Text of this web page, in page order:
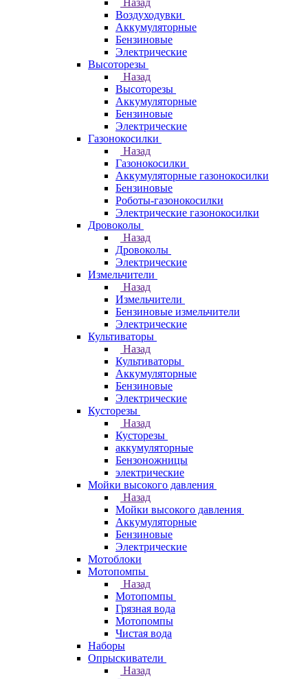
Назад
Воздуходувки
Аккумуляторные
Бензиновые
Электрические
Высоторезы
Назад
Высоторезы
Аккумуляторные
Бензиновые
Электрические
Газонокосилки
Назад
Газонокосилки
Аккумуляторные газонокосилки
Бензиновые
Роботы-газонокосилки
Электрические газонокосилки
Дровоколы
Назад
Дровоколы
Электрические
Измельчители
Назад
Измельчители
Бензиновые измельчители
Электрические
Культиваторы
Назад
Культиваторы
Аккумуляторные
Бензиновые
Электрические
Кусторезы
Назад
Кусторезы
аккумуляторные
Бензоножницы
электрические
Мойки высокого давления
Назад
Мойки высокого давления
Аккумуляторные
Бензиновые
Электрические
Мотоблоки
Мотопомпы
Назад
Мотопомпы
Грязная вода
Мотопомпы
Чистая вода
Наборы
Опрыскиватели
Назад